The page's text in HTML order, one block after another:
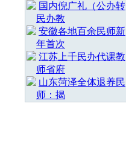
国内倪广礼（公办转
民办教
安徽各地百余民师新
年首次
江苏上千民办代课教
师省府
山东菏泽全体退养民
师：揭